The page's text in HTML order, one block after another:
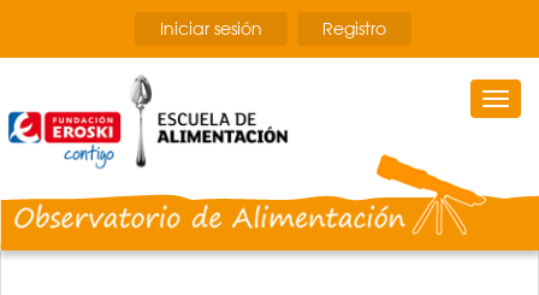
contenido
Iniciar sesión Registro